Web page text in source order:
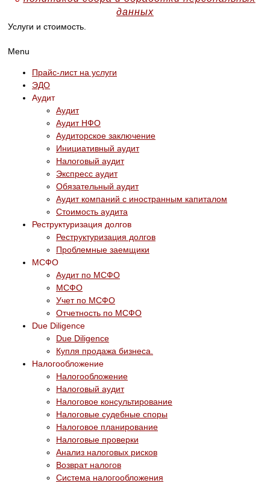
данных
Услуги и стоимость.
Menu
Прайс-лист на услуги
ЭДО
Аудит
Аудит
Аудит НФО
Аудиторское заключение
Инициативный аудит
Налоговый аудит
Экспресс аудит
Обязательный аудит
Аудит компаний с иностранным капиталом
Стоимость аудита
Реструктуризация долгов
Реструктуризация долгов
Проблемные заемщики
МСФО
Аудит по МСФО
МСФО
Учет по МСФО
Отчетность по МСФО
Due Diligence
Due Diligence
Купля продажа бизнеса.
Налогообложение
Налогообложение
Налоговый аудит
Налоговое консультирование
Налоговые судебные споры
Налоговое планирование
Налоговые проверки
Анализ налоговых рисков
Возврат налогов
Система налогообложения